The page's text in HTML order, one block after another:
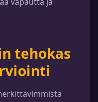
tehokas